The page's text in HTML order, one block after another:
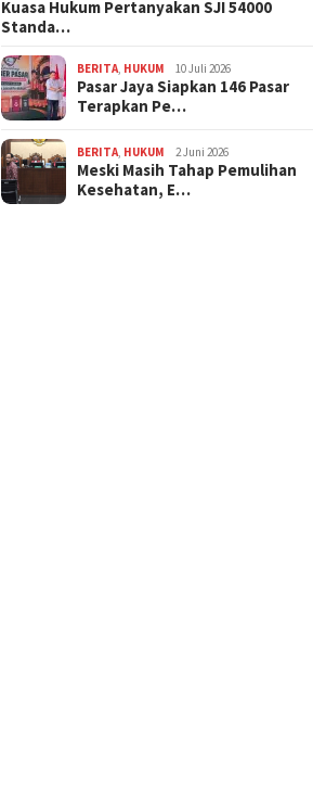
Kuasa Hukum Pertanyakan SJI 54000
Standa…
BERITA HUKUM 10 Juli 2026
Pasar Jaya Siapkan 146 Pasar
Terapkan Pe…
BERITA HUKUM 2 Juni 2026
Meski Masih Tahap Pemulihan
Kesehatan, E…